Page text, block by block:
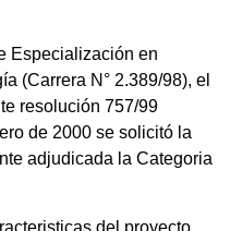
Especialización en
(Carrera N° 2.389/98), el
resolución 757/99
de 2000 se solicitó la
adjudicada la Categoria
del proyecto